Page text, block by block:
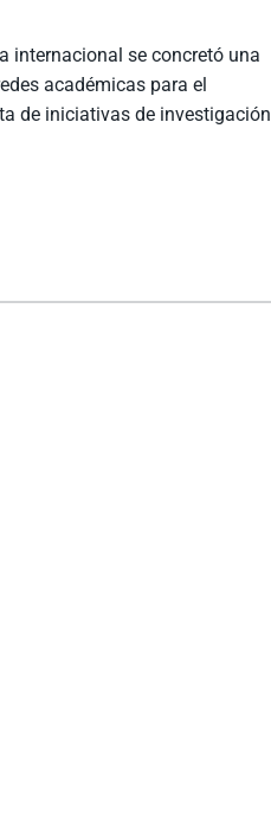
internacional se concretó una
académicas para el
de iniciativas de investigación